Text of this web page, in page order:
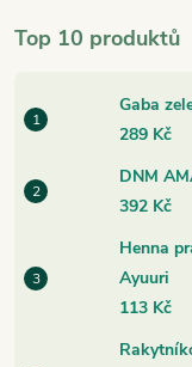
Top 10 produktů
Gaba
289 Kč
DNM
392 Kč
Henna
Ayuuri
113 Kč